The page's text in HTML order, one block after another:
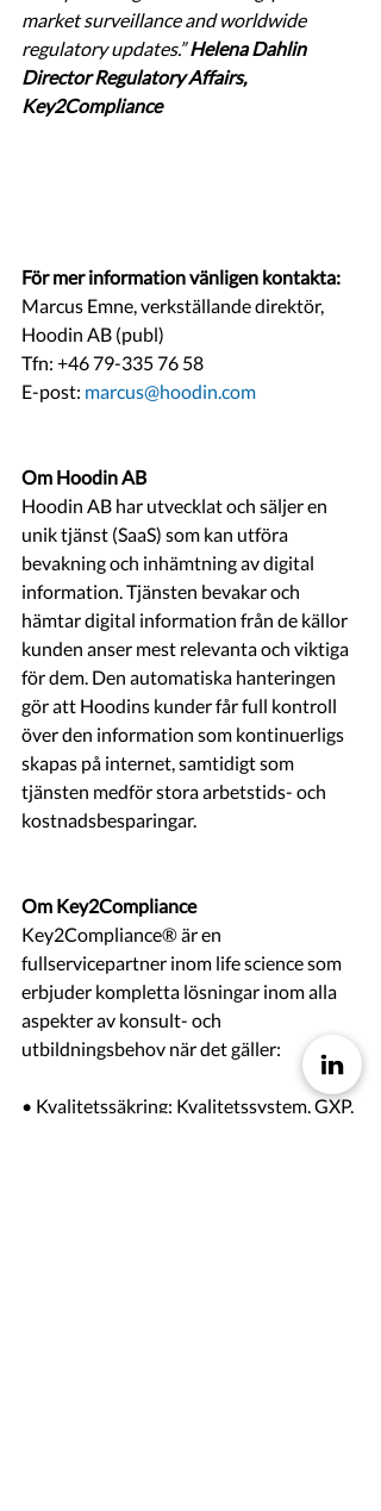
market surveillance and worldwide
regulatory updates.” Helena Dahlin
Director Regulatory Affairs,
Key2Compliance
För mer information vänligen kontakta:
Marcus Emne, verkställande direktör,
Hoodin AB (publ)
Tfn: +46 79-335 76 58
E-post: marcus@hoodin.com
Om Hoodin AB
Hoodin AB har utvecklat och säljer en
unik tjänst (SaaS) som kan utföra
bevakning och inhämtning av digital
information. Tjänsten bevakar och
hämtar digital information från de källor
kunden anser mest relevanta och viktiga
för dem. Den automatiska hanteringen
gör att Hoodins kunder får full kontroll
över den information som kontinuerligs
skapas på internet, samtidigt som
tjänsten medför stora arbetstids- och
kostnadsbesparingar.
Om Key2Compliance
Key2Compliance® är en
fullservicepartner inom life science som
erbjuder kompletta lösningar inom alla
aspekter av konsult- och
utbildningsbehov när det gäller:
• Kvalitetssäkring: Kvalitetssystem, GXP,